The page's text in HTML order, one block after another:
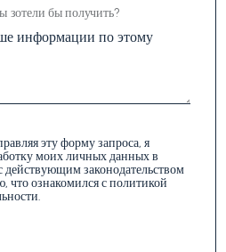
бы получить?
эту форму запроса, я
моих личных данных в
действующим законодательством
что ознакомился с политикой